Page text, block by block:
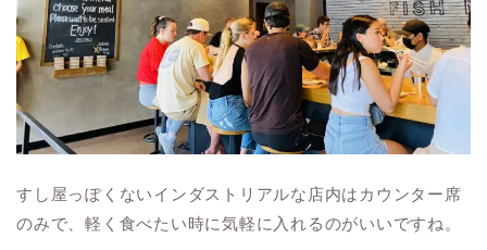
すし屋っぽくないインダストリアルな店内はカウンター席
のみで、軽く食べたい時に気軽に入れるのがいいですね。